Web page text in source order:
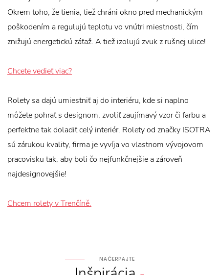
Okrem toho, že tienia, tiež chráni okno pred mechanickým
poškodením a regulujú teplotu vo vnútri miestnosti, čím
znižujú energetickú záťaž. A tiež izolujú zvuk z rušnej ulice!
Chcete vedieť viac?
Rolety sa dajú umiestniť aj do interiéru, kde si naplno
môžete pohrať s designom, zvoliť zaujímavý vzor či farbu a
perfektne tak doladiť celý interiér. Rolety od značky ISOTRA
sú zárukou kvality, firma je vyvíja vo vlastnom vývojovom
pracovisku tak, aby boli čo nejfunkčnejšie a zároveň
najdesignovejšie!
Chcem rolety v Trenčíně.
NAČERPAJTE